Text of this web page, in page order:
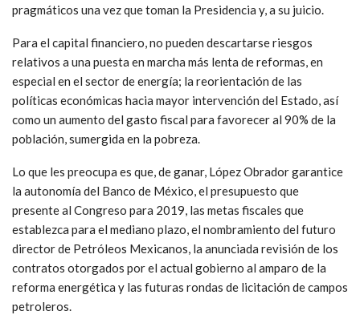
pragmáticos una vez que toman la Presidencia y, a su juicio.
Para el capital financiero, no pueden descartarse riesgos
relativos a una puesta en marcha más lenta de reformas, en
especial en el sector de energía; la reorientación de las
políticas económicas hacia mayor intervención del Estado, así
como un aumento del gasto fiscal para favorecer al 90% de la
población, sumergida en la pobreza.
Lo que les preocupa es que, de ganar, López Obrador garantice
la autonomía del Banco de México, el presupuesto que
presente al Congreso para 2019, las metas fiscales que
establezca para el mediano plazo, el nombramiento del futuro
director de Petróleos Mexicanos, la anunciada revisión de los
contratos otorgados por el actual gobierno al amparo de la
reforma energética y las futuras rondas de licitación de campos
petroleros.